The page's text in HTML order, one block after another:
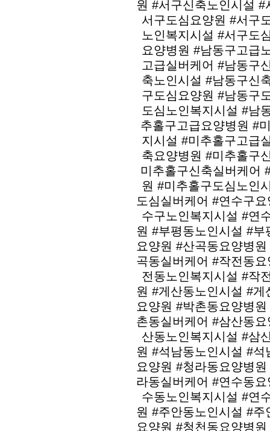
원 #서구신축노인시설
서구도심요양원 #서구
노인복지시설 #서구도
요양병원 #남동구고급
고급실버케어 #남동구
축노인시설 #남동구신
구도심요양원 #남동구
도심노인복지시설 #남
추홀구고급요양병원 #
지시설 #미추홀구고급
축요양병원 #미추홀구
미추홀구신축실버케어
원 #미추홀구도심노인
도심실버케어 #연수구
수구노인복지시설 #연
원 #부평동노인시설 #
요양원 #산곡동요양병
곡동실버케어 #작전동
전동노인복지시설 #작
원 #게산동노인시설 #
요양원 #박촌동요양병
촌동실버케어 #삼산동
산동노인복지시설 #삼
원 #석남동노인시설 #
요양원 #청라동요양병
라동실버케어 #연수동
수동노인복지시설 #연
원 #주안동노인시설 #
요양원 #청천동요양병